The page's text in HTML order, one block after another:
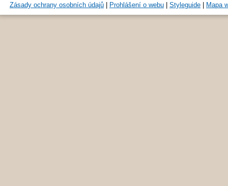
Zásady ochrany osobních údajů
Prohlášení o webu Styleguide Mapa